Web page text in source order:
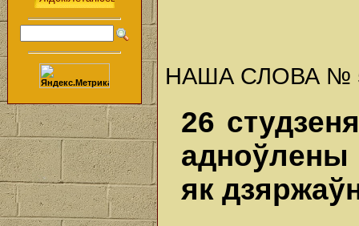
НАША СЛОВА № 5
26
як